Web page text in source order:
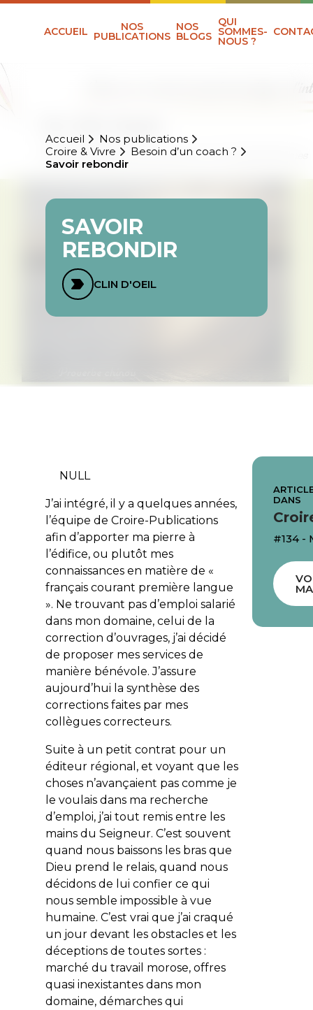
ACCUEIL NOS
PUBLICATIONS
NOS
BLOGS
QUI
SOMMES-
NOUS ?
Accueil
Nos publications
Croire & Vivre
Besoin d’un coach ?
Savoir rebondir
SAVOIR
REBONDIR
CLIN D'OEIL
NULL
J’ai intégré, il y a quelques années,
l’équipe de Croire-Publications
afin d’apporter ma pierre à
l’édifice, ou plutôt mes
connaissances en matière de «
français courant première langue
». Ne trouvant pas d’emploi salarié
dans mon domaine, celui de la
correction d’ouvrages, j’ai décidé
de proposer mes services de
manière bénévole. J’assure
aujourd’hui la synthèse des
corrections faites par mes
collègues correcteurs.
Suite à un petit contrat pour un
éditeur régional, et voyant que les
choses n’avançaient pas comme je
le voulais dans ma recherche
d’emploi, j’ai tout remis entre les
mains du Seigneur. C’est souvent
quand nous baissons les bras que
Dieu prend le relais, quand nous
décidons de lui confier ce qui
nous semble impossible à vue
humaine. C’est vrai que j’ai craqué
un jour devant les obstacles et les
déceptions de toutes sortes :
marché du travail morose, offres
quasi inexistantes dans mon
domaine, démarches qui
DANS
#134 -